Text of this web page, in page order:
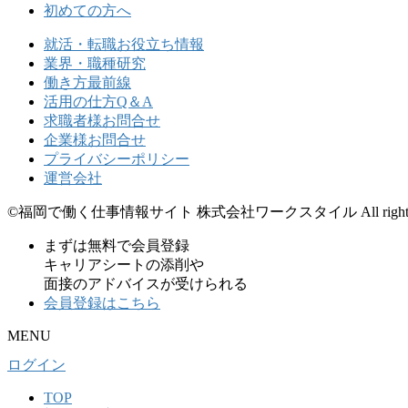
初めての方へ
就活・転職お役立ち情報
業界・職種研究
働き方最前線
活用の仕方Q＆A
求職者様お問合せ
企業様お問合せ
プライバシーポリシー
運営会社
©福岡で働く仕事情報サイト 株式会社ワークスタイル All
まずは無料で会員登録
キャリアシートの添削や
面接のアドバイスが受けられる
会員登録はこちら
MENU
ログイン
TOP